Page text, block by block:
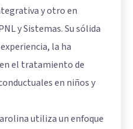
y otro en
y Sistemas. Su sólida
la ha
el tratamiento de
en niños y
utiliza un enfoque